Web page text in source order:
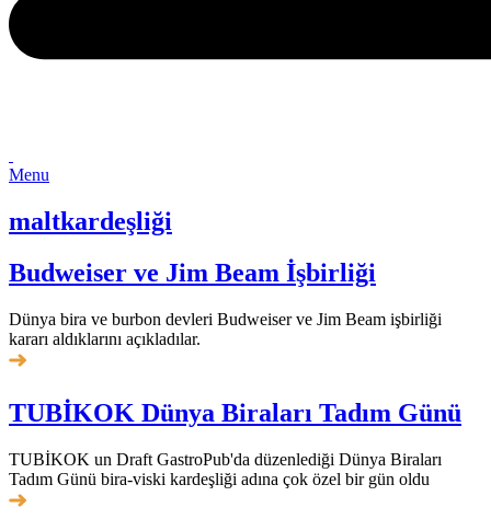
Menu
maltkardeşliği
Budweiser ve Jim Beam İşbirliği
Dünya bira ve burbon devleri Budweiser ve Jim Beam işbirliği
kararı aldıklarını açıkladılar.
TUBİKOK Dünya Biraları Tadım Günü
TUBİKOK un Draft GastroPub'da düzenlediği Dünya Biraları
Tadım Günü bira-viski kardeşliği adına çok özel bir gün oldu